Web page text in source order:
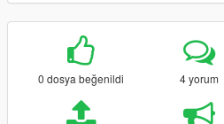
0 dosya beğenildi 4 yorum